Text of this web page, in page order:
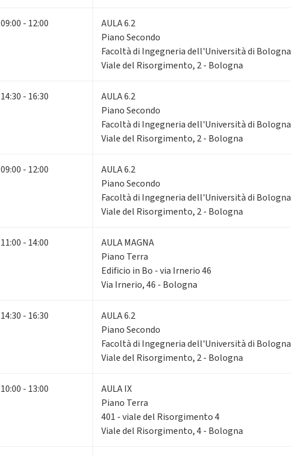
09:00 - 12:00
AULA 6.2
Piano Secondo
Facoltà di Ingegneria dell'Università di Bologna
Viale del Risorgimento, 2 - Bologna
14:30 - 16:30
AULA 6.2
Piano Secondo
Facoltà di Ingegneria dell'Università di Bologna
Viale del Risorgimento, 2 - Bologna
09:00 - 12:00
AULA 6.2
Piano Secondo
Facoltà di Ingegneria dell'Università di Bologna
Viale del Risorgimento, 2 - Bologna
11:00 - 14:00
AULA MAGNA
Piano Terra
Edificio in Bo - via Irnerio 46
Via Irnerio, 46 - Bologna
14:30 - 16:30
AULA 6.2
Piano Secondo
Facoltà di Ingegneria dell'Università di Bologna
Viale del Risorgimento, 2 - Bologna
10:00 - 13:00
AULA IX
Piano Terra
401 - viale del Risorgimento 4
Viale del Risorgimento, 4 - Bologna